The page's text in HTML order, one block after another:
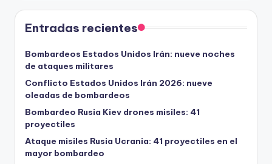
Entradas recientes
Bombardeos Estados Unidos Irán: nueve noches
de ataques militares
Conflicto Estados Unidos Irán 2026: nueve
oleadas de bombardeos
Bombardeo Rusia Kiev drones misiles: 41
proyectiles
Ataque misiles Rusia Ucrania: 41 proyectiles en el
mayor bombardeo